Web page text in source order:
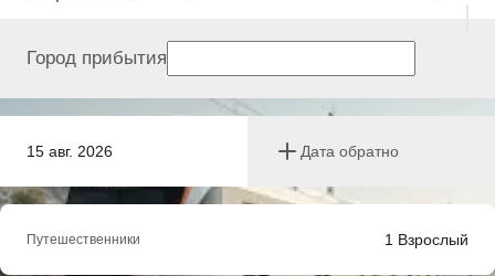
15 авг. 2026 Дата обратно
Город прибытия
Путешественники 1 Взрослый